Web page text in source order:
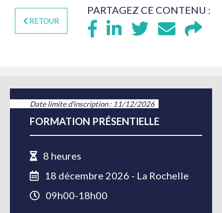
RETOUR
PARTAGEZ CE CONTENU :
Date limite d'inscription : 11/12/2026
FORMATION PRÉSENTIELLE
8 heures
18 décembre 2026 - La Rochelle
09h00-18h00